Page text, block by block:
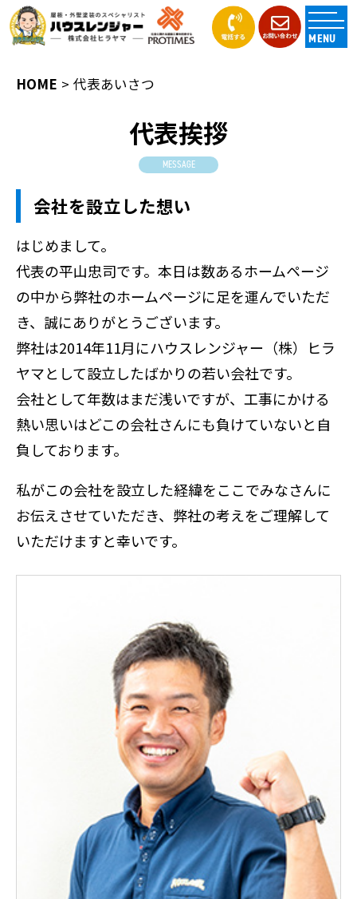
MENU
HOME 代表あいさつ
代表挨拶
MESSAGE
会社を設立した想い
はじめまして。
代表の平山忠司です。本日は数あるホームページ
の中から弊社のホームページに足を運んでいただ
き、誠にありがとうございます。
弊社は2014年11月にハウスレンジャー（株）ヒラ
ヤマとして設立したばかりの若い会社です。
会社として年数はまだ浅いですが、工事にかける
熱い思いはどこの会社さんにも負けていないと自
負しております。
私がこの会社を設立した経緯をここでみなさんに
お伝えさせていただき、弊社の考えをご理解して
いただけますと幸いです。